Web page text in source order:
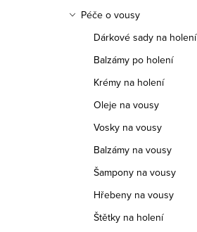
Péče o vousy
Dárkové sady na holení
Balzámy po holení
Krémy na holení
Oleje na vousy
Vosky na vousy
Balzámy na vousy
Šampony na vousy
Hřebeny na vousy
Štětky na holení